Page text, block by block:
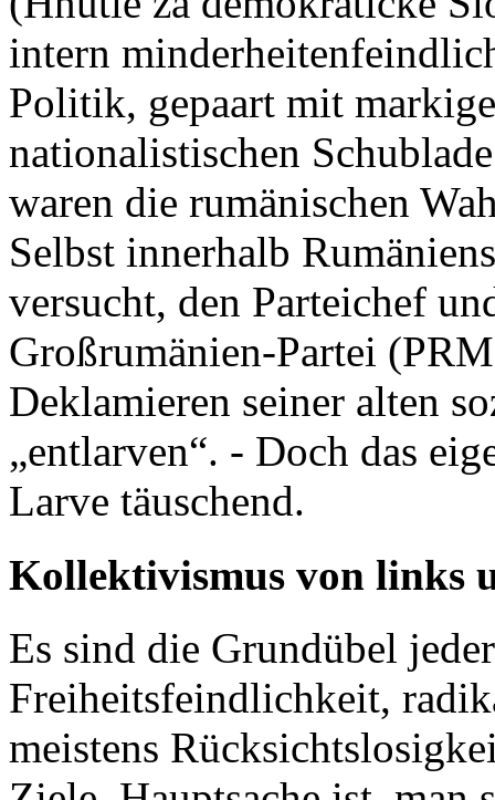
intern
Politik, gepaart mit
nationalistischen
waren die rumänischen
Selbst innerhalb
versucht, den Parteichef
Großrumänien-Partei
Deklamieren seiner alten
„entlarven“. - Doch das
Larve täuschend.
Kollektivismus von links
Es sind die Grundübel
Freiheitsfeindlichkeit,
meistens